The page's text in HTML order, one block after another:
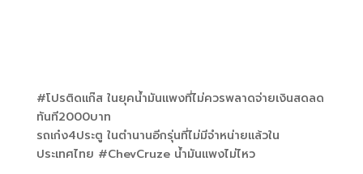
#โปรติดแก๊สในยุคน้ำมันแพงที่ไม่ควรพลาดจ่ายเงินสดลด
ทันที2000บาท
รถเก๋ง4ประตู ในตำนานอีกรุ่นที่ไม่มีจำหน่ายแล้วใน
ประเทศไทย #ChevCruzeน้ำมันแพงไม่ไหว